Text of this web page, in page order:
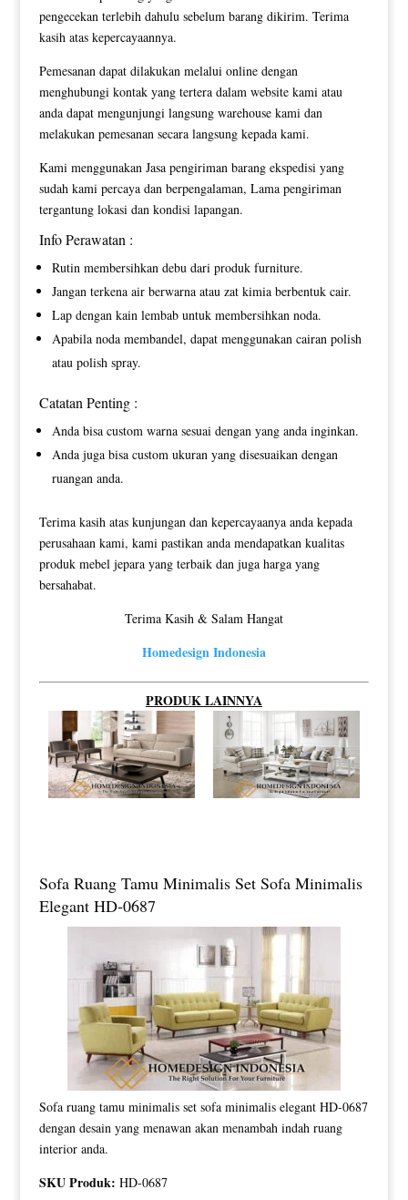
pengecekan terlebih dahulu sebelum barang dikirim. Terima
kasih atas kepercayaannya.
Pemesanan dapat dilakukan melalui online dengan
menghubungi kontak yang tertera dalam website kami atau
anda dapat mengunjungi langsung warehouse kami dan
melakukan pemesanan secara langsung kepada kami.
Kami menggunakan Jasa pengiriman barang ekspedisi yang
sudah kami percaya dan berpengalaman, Lama pengiriman
tergantung lokasi dan kondisi lapangan.
Info Perawatan :
Rutin membersihkan debu dari produk furniture.
Jangan terkena air berwarna atau zat kimia berbentuk cair.
Lap dengan kain lembab untuk membersihkan noda.
Apabila noda membandel, dapat menggunakan cairan polish
atau polish spray.
Catatan Penting :
Anda bisa custom warna sesuai dengan yang anda inginkan.
Anda juga bisa custom ukuran yang disesuaikan dengan
ruangan anda.
Terima kasih atas kunjungan dan kepercayaanya anda kepada
perusahaan kami, kami pastikan anda mendapatkan kualitas
produk mebel jepara yang terbaik dan juga harga yang
bersahabat.
Terima Kasih & Salam Hangat
Homedesign Indonesia
PRODUK LAINNYA
Sofa Ruang Tamu Minimalis Set Sofa Minimalis
Elegant HD-0687
Sofa ruang tamu minimalis set sofa minimalis elegant HD-0687
dengan desain yang menawan akan menambah indah ruang
interior anda.
SKU Produk: HD-0687